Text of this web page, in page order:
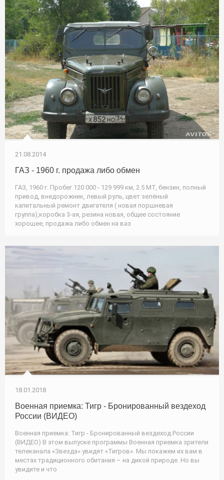
21.08.2014
ГАЗ - 1960 г. продажа либо обмен
ГАЗ, 1960 г. Пробег 120 000 - 129 999 км, 2.5 МТ, бензин, полный
привод, внедорожник, левый руль, цвет зелёный
капитальный ремонт двигателя ( новая поршневая
группа),коробка 3-ая, резина новая, общее состояние
хорошее, продажа либо обмен на ваз
18.01.2018
Военная приемка: Тигр - Бронированный вездеход
России (ВИДЕО)
Военная приемка: Тигр - Бронированный вездеход России
(ВИДЕО) В этом выпуске программы Военная приемка зрители
телеканала «Звезда» увидят «Тигров». Мы покажем их вам в
местах традиционного обитания – на дикой природе. Но вы
увидите и что